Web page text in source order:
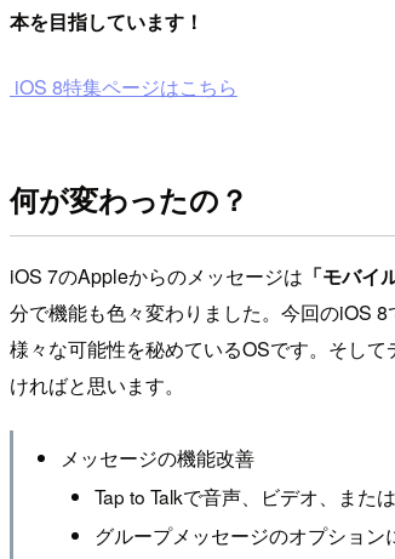
本を目指しています！
iOS 8特集ページはこちら
何が変わったの？
iOS 7のAppleからのメッセージは 「モバイ
分で機能も色々変わりました。今回のiOS 8
様々な可能性を秘めているOSです。そし
ければと思います。
メッセージの機能改善
Tap to Talkで音声、ビデオ、また
グループメッセージのオプショ